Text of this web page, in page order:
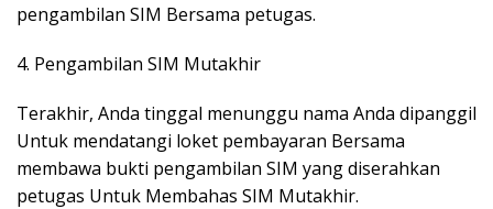
pengambilan SIM Bersama petugas.
4. Pengambilan SIM Mutakhir
Terakhir, Anda tinggal menunggu nama Anda dipanggil
Untuk mendatangi loket pembayaran Bersama
membawa bukti pengambilan SIM yang diserahkan
petugas Untuk Membahas SIM Mutakhir.